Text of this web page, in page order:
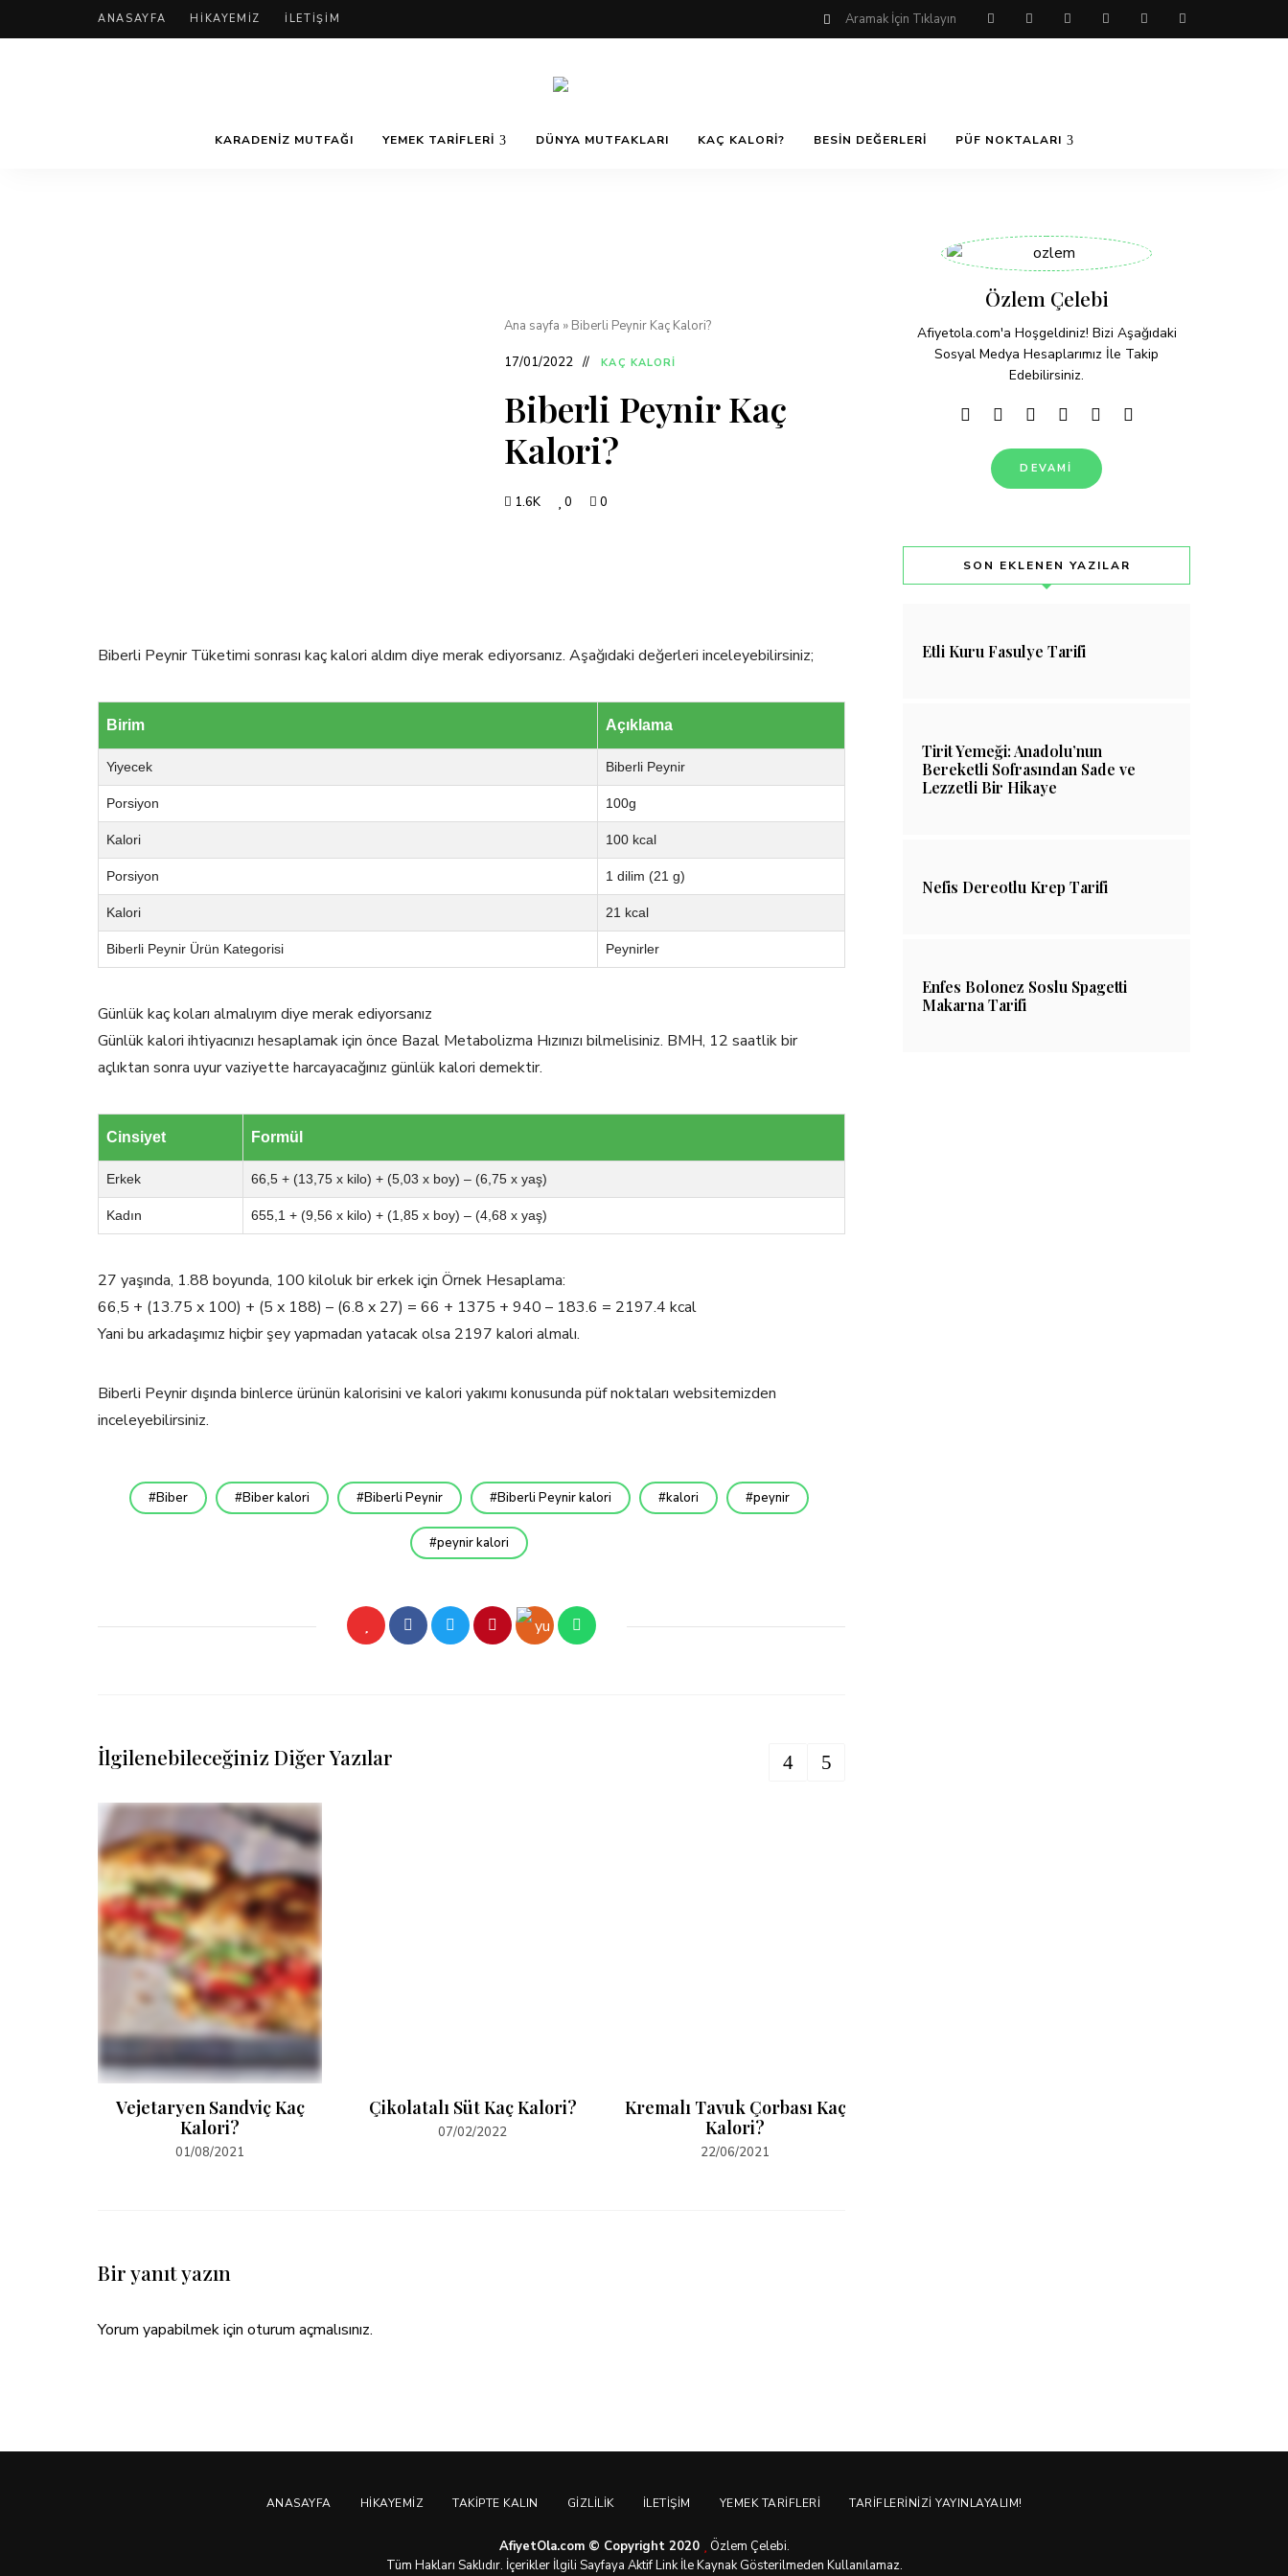
ANASAYFA HIKAYEMIZ İLETIŞIM
AfiyetOla
Yemek
Tarifleri
ve
Lezzetli,
ve
kurabiyeler
KARADENIZ MUTFAĞI YEMEK TARIFLERI DÜNYA MUTFAKLARI KAÇ KALORI? BESIN DEĞERLERI PÜF NOKTALARI
Ana sayfa » Biberli Peynir Kaç Kalori?
17/01/2022 KAÇ KALORI
Biberli Peynir Kaç
Kalori?
1.6K 0 0
Biberli Peynir Tüketimi sonrası kaç kalori aldım diye merak ediyorsanız. Aşağıdaki değerleri inceleyebilirsiniz;
Birim Açıklama
Yiyecek Biberli Peynir
Porsiyon 100g
Kalori 100 kcal
Porsiyon 1 dilim (21 g)
Kalori 21 kcal
Biberli Peynir Ürün Kategorisi Peynirler
Günlük kaç koları almalıyım diye merak ediyorsanız
Günlük kalori ihtiyacınızı hesaplamak için önce Bazal Metabolizma Hızınızı bilmelisiniz. BMH, 12 saatlik bir
açlıktan sonra uyur vaziyette harcayacağınız günlük kalori demektir.
Cinsiyet Formül
Erkek 66,5 + (13,75 x kilo) + (5,03 x boy) – (6,75 x yaş)
Kadın 655,1 + (9,56 x kilo) + (1,85 x boy) – (4,68 x yaş)
27 yaşında, 1.88 boyunda, 100 kiloluk bir erkek için Örnek Hesaplama:
66,5 + (13.75 x 100) + (5 x 188) – (6.8 x 27) = 66 + 1375 + 940 – 183.6 = 2197.4 kcal
Yani bu arkadaşımız hiçbir şey yapmadan yatacak olsa 2197 kalori almalı.
Biberli Peynir dışında binlerce ürünün kalorisini ve kalori yakımı konusunda püf noktaları websitemizden
inceleyebilirsiniz.
Biber Biber kalori Biberli Peynir Biberli Peynir kalori kalori peynir
peynir kalori
İlgilenebileceğiniz Diğer Yazılar
Vejetaryen Sandviç Kaç
Kalori?
01/08/2021
Çikolatalı Süt Kaç Kalori?
07/02/2022
Kremalı Tavuk Çorbası Kaç
Kalori?
22/06/2021
Bir yanıt yazın
Yorum yapabilmek için oturum açmalısınız.
Özlem Çelebi
Afiyetola.com'a Hoşgeldiniz! Bizi Aşağıdaki
Sosyal Medya Hesaplarımız İle Takip
Edebilirsiniz.
DEVAMI
SON EKLENEN YAZILAR
Etli Kuru Fasulye Tarifi
Tirit Yemeği: Anadolu’nun
Bereketli Sofrasından Sade ve
Lezzetli Bir Hikaye
Nefis Dereotlu Krep Tarifi
Enfes Bolonez Soslu Spagetti
Makarna Tarifi
ANASAYFA HIKAYEMIZ TAKIPTE KALIN GIZLILIK İLETIŞIM YEMEK TARIFLERI TARIFLERINIZI YAYINLAYALIM!
AfiyetOla.com © Copyright 2020
Özlem Çelebi.
Tüm Hakları Saklıdır. İçerikler İlgili Sayfaya Aktif Link İle Kaynak Gösterilmeden Kullanılamaz.